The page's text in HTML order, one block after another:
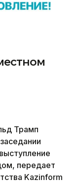
Трамп
передает
Kazinform